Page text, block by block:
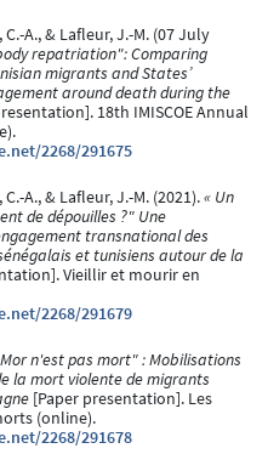
C.-A., & Lafleur, J.-M. (07 July
repatriation": Comparing
migrants and States’
around death during the
18th IMISCOE Annual
2268/291675
C.-A., & Lafleur, J.-M. (2021).« Un
de dépouilles ?" Une
transnational des
et tunisiens autour de la
Vieillir et mourir en
2268/291679
n'est pas mort" : Mobilisations
la mort violente de migrants
[Paper presentation]. Les
(online).
2268/291678